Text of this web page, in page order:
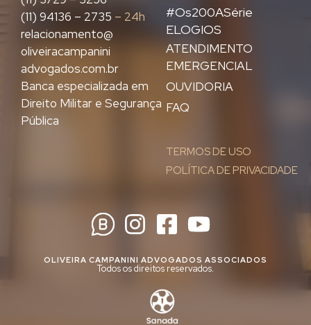
#Os200ASérie
ELOGIOS
ATENDIMENTO
EMERGENCIAL
OUVIDORIA
FAQ
TERMOS DE USO
POLÍTICA DE PRIVACIDADE
(11) 94136 – 2735 – 24h
relacionamento@
oliveiracampanini
advogados.com.br
Banca especializada em
Direito Militar e Segurança
Pública
OLIVEIRA CAMPANINI ADVOGADOS ASSOCIADOS
Todos os direitos reservados.